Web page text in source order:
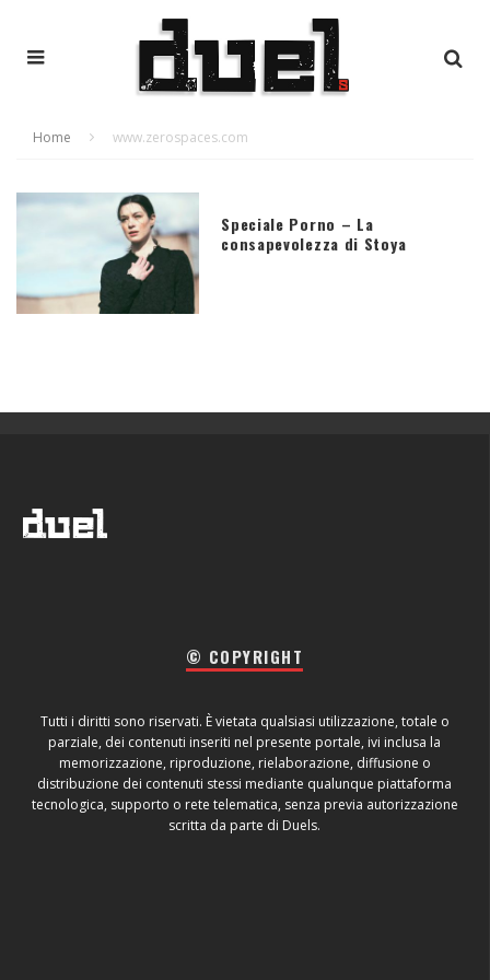
Home www.zerospaces.com
Speciale Porno – La
consapevolezza di Stoya
© COPYRIGHT
Tutti i diritti sono riservati. È vietata qualsiasi utilizzazione, totale o
parziale, dei contenuti inseriti nel presente portale, ivi inclusa la
memorizzazione, riproduzione, rielaborazione, diffusione o
distribuzione dei contenuti stessi mediante qualunque piattaforma
tecnologica, supporto o rete telematica, senza previa autorizzazione
scritta da parte di Duels.